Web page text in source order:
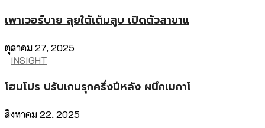
เพาเวอร์บาย ลุยใต้เต็มสูบ เปิดตัวสาขาแ
ตุลาคม 27, 2025
INSIGHT
โฮมโปร ปรับเกมรุกครึ่งปีหลัง ผนึกเมกาโ
สิงหาคม 22, 2025